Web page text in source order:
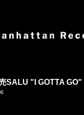
SALU "I GOTTA